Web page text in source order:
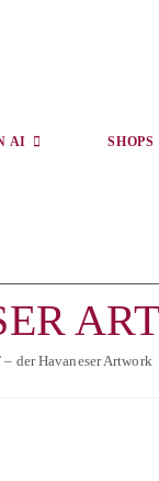
AI SHOPS
– der Havaneser Artwork